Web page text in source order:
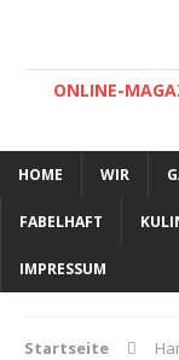
ONLINE-
HOME WIR
FABELHAFT
IMPRESSUM
Startseite